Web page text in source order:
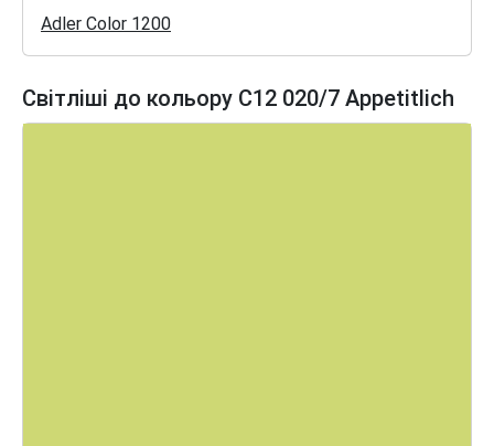
Adler Color 1200
Світліші до кольору C12 020/7 Appetitlich